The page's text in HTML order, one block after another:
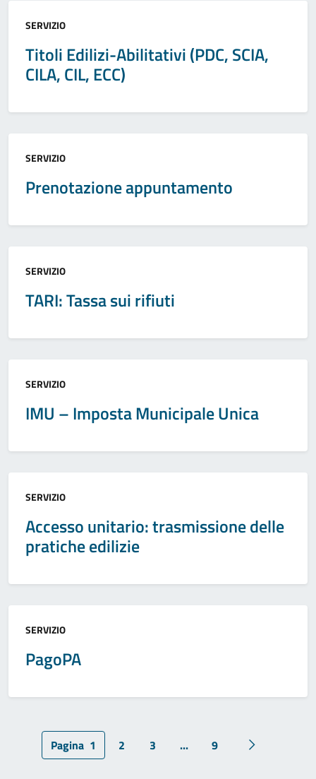
Categoria:
SERVIZIO
Titoli Edilizi-Abilitativi (PDC, SCIA,
CILA, CIL, ECC)
Categoria:
SERVIZIO
Prenotazione appuntamento
Categoria:
SERVIZIO
TARI: Tassa sui rifiuti
Categoria:
SERVIZIO
IMU – Imposta Municipale Unica
Categoria:
SERVIZIO
Accesso unitario: trasmissione delle
pratiche edilizie
Categoria:
SERVIZIO
PagoPA
Pagina 1 2 3 ... 9 Pagina